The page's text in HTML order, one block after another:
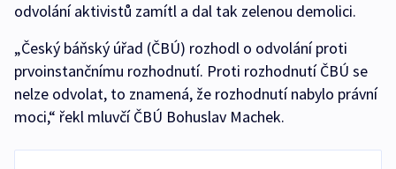
odvolání aktivistů zamítl a dal tak zelenou demolici.
„Český báňský úřad (ČBÚ) rozhodl o odvolání proti
prvoinstančnímu rozhodnutí. Proti rozhodnutí ČBÚ se
nelze odvolat, to znamená, že rozhodnutí nabylo právní
moci,“ řekl mluvčí ČBÚ Bohuslav Machek.